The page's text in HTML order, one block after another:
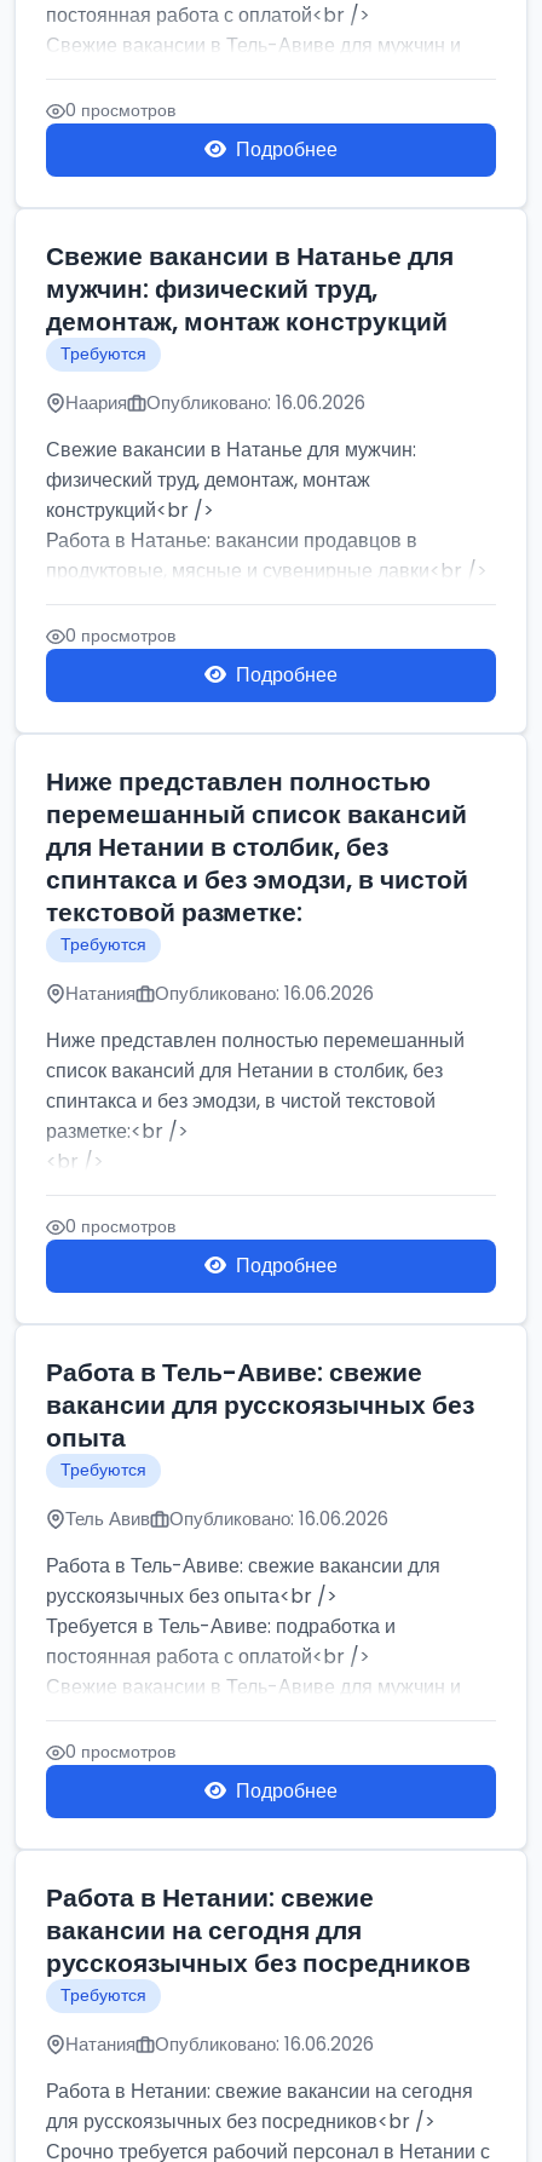
постоянная работа с оплатой<br />
Свежие вакансии в Тель-Авиве для мужчин и
женщин от хозя...
0 просмотров
Подробнее
Свежие вакансии в Натанье для
мужчин: физический труд,
демонтаж, монтаж конструкций
Требуются
Наария Опубликовано: 16.06.2026
Свежие вакансии в Натанье для мужчин:
физический труд, демонтаж, монтаж
конструкций<br />
Работа в Натанье: вакансии продавцов в
продуктовые, мясные и сувенирные лавки<br />
Разнорабочий на сборку м...
0 просмотров
Подробнее
Ниже представлен полностью
перемешанный список вакансий
для Нетании в столбик, без
спинтакса и без эмодзи, в чистой
текстовой разметке:
Требуются
Натания Опубликовано: 16.06.2026
Ниже представлен полностью перемешанный
список вакансий для Нетании в столбик, без
спинтакса и без эмодзи, в чистой текстовой
разметке:<br />
<br />
Работа в Нетании на мебельном производстве:
требу...
0 просмотров
Подробнее
Работа в Тель-Авиве: свежие
вакансии для русскоязычных без
опыта
Требуются
Тель Авив Опубликовано: 16.06.2026
Работа в Тель-Авиве: свежие вакансии для
русскоязычных без опыта<br />
Требуется в Тель-Авиве: подработка и
постоянная работа с оплатой<br />
Свежие вакансии в Тель-Авиве для мужчин и
женщин от хозя...
0 просмотров
Подробнее
Работа в Нетании: свежие
вакансии на сегодня для
русскоязычных без посредников
Требуются
Натания Опубликовано: 16.06.2026
Работа в Нетании: свежие вакансии на сегодня
для русскоязычных без посредников<br />
Срочно требуется рабочий персонал в Нетании с